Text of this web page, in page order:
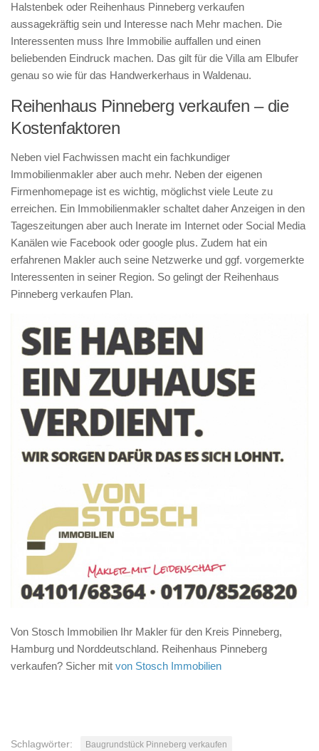
Halstenbek oder Reihenhaus Pinneberg verkaufen
aussagekräftig sein und Interesse nach Mehr machen. Die
Interessenten muss Ihre Immobilie auffallen und einen
beliebenden Eindruck machen. Das gilt für die Villa am Elbufer
genau so wie für das Handwerkerhaus in Waldenau.
Reihenhaus Pinneberg verkaufen – die
Kostenfaktoren
Neben viel Fachwissen macht ein fachkundiger
Immobilienmakler aber auch mehr. Neben der eigenen
Firmenhomepage ist es wichtig, möglichst viele Leute zu
erreichen. Ein Immobilienmakler schaltet daher Anzeigen in den
Tageszeitungen aber auch Inerate im Internet oder Social Media
Kanälen wie Facebook oder google plus. Zudem hat ein
erfahrenen Makler auch seine Netzwerke und ggf. vorgemerkte
Interessenten in seiner Region. So gelingt der Reihenhaus
Pinneberg verkaufen Plan.
Von Stosch Immobilien Ihr Makler für den Kreis Pinneberg,
Hamburg und Norddeutschland. Reihenhaus Pinneberg
verkaufen? Sicher mit von Stosch Immobilien
Schlagwörter:
Baugrundstück Pinneberg verkaufen